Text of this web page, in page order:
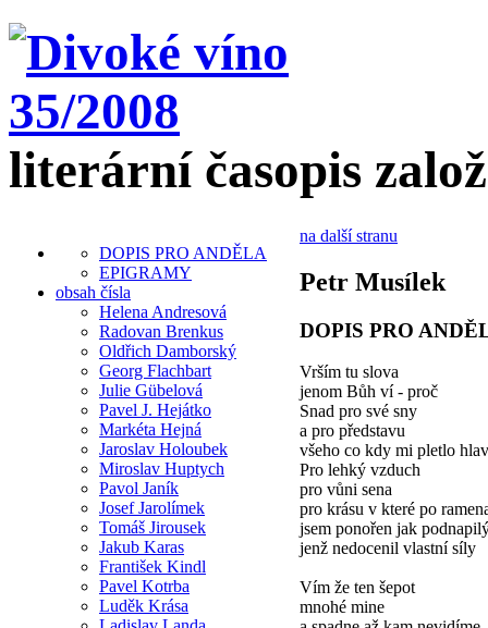
literární časopis
DOPIS PRO ANDĚLA
EPIGRAMY
obsah čísla
Helena Andresová
Radovan Brenkus
Oldřich Damborský
Georg Flachbart
Julie Gübelová
Pavel J. Hejátko
Markéta Hejná
Jaroslav Holoubek
Miroslav Huptych
Pavol Janík
Josef Jarolímek
Tomáš Jirousek
Jakub Karas
František Kindl
Pavel Kotrba
Luděk Krása
na další stranu
Petr Musílek
DOPIS PRO
Vrším tu slova
jenom Bůh ví - proč
Snad pro své sny
a pro představu
všeho co kdy mi pletlo
Pro lehký vzduch
pro vůni sena
pro krásu v které po
jsem ponořen jak
jenž nedocenil vlastní síly
Vím že ten šepot
mnohé mine